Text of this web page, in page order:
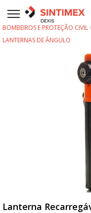
BOMBEIROS E PROTEÇÃO CIVIL
LANTERNAS DE ÂNGULO
Lanterna